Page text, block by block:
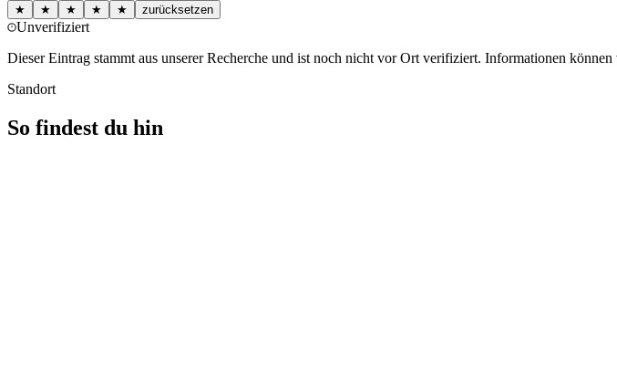
★ ★ ★ ★ ★ zurücksetzen
Unverifiziert
Dieser Eintrag stammt aus unserer Recherche und ist noch nicht vor Ort verifiziert. Informationen können
Standort
So findest du hin